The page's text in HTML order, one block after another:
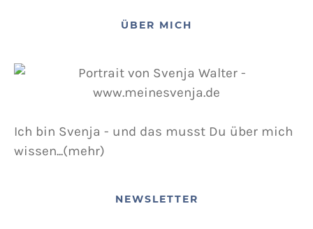
ÜBER MICH
Ich bin Svenja - und das musst Du über mich
wissen...(mehr)
NEWSLETTER